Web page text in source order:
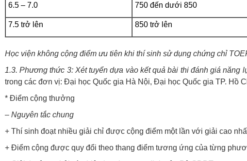
6.5 – 7.0 750 đến dưới 850
7.5 trở lên 850 trở lên
Học viện không cộng điểm ưu tiên khi thí sinh sử dụng chứng chỉ
1.3.Phương thức 3: Xét tuyển dựa vào kết quả bài thi đánh giá năng
trong các đơn vị: Đại học Quốc gia Hà Nội, Đại học Quốc gia TP. Hồ
* Điểm cộng thưởng
– Nguyên tắc chung
+ Thí sinh đoạt nhiều giải chỉ được cộng điểm một lần với giải cao
+ Điểm cộng được quy đổi theo thang điểm tương ứng của từng